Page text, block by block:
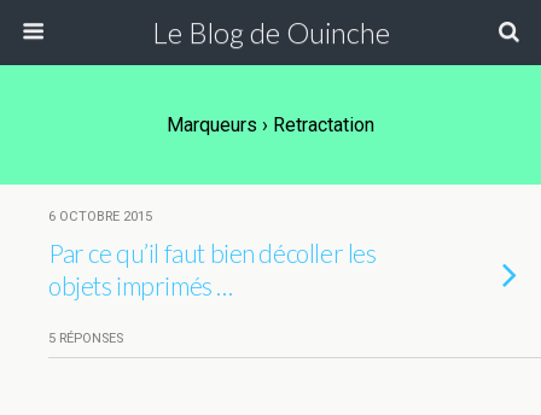
Le Blog de Ouinche
Marqueurs › Retractation
6 OCTOBRE 2015
Par ce qu’il faut bien décoller les
objets imprimés …
5 RÉPONSES